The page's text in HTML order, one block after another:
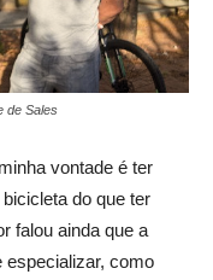
de Sales
vontade é ter
do que ter
falou ainda que a
especializar, como